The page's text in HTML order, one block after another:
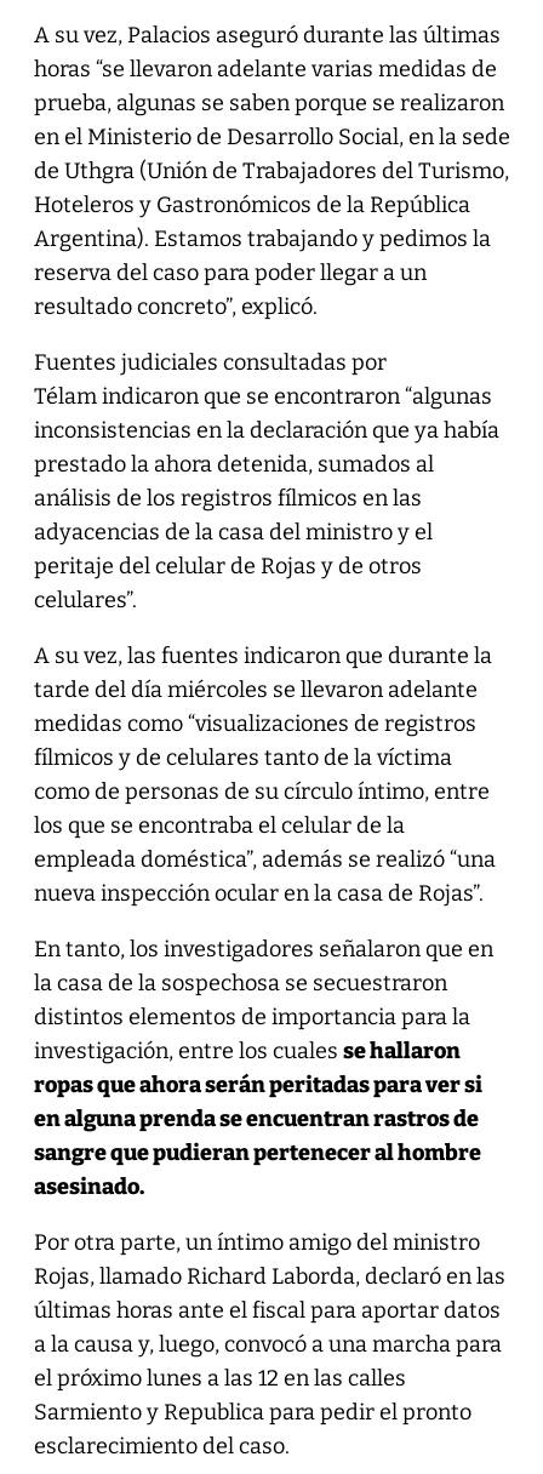
A su vez, Palacios aseguró durante las últimas
horas “se llevaron adelante varias medidas de
prueba, algunas se saben porque se realizaron
en el Ministerio de Desarrollo Social, en la sede
de Uthgra (Unión de Trabajadores del Turismo,
Hoteleros y Gastronómicos de la República
Argentina). Estamos trabajando y pedimos la
reserva del caso para poder llegar a un
resultado concreto”, explicó.
Fuentes judiciales consultadas por
Télam indicaron que se encontraron “algunas
inconsistencias en la declaración que ya había
prestado la ahora detenida, sumados al
análisis de los registros fílmicos en las
adyacencias de la casa del ministro y el
peritaje del celular de Rojas y de otros
celulares”.
A su vez, las fuentes indicaron que durante la
tarde del día miércoles se llevaron adelante
medidas como “visualizaciones de registros
fílmicos y de celulares tanto de la víctima
como de personas de su círculo íntimo, entre
los que se encontraba el celular de la
empleada doméstica”, además se realizó “una
nueva inspección ocular en la casa de Rojas”.
En tanto, los investigadores señalaron que en
la casa de la sospechosa se secuestraron
distintos elementos de importancia para la
investigación, entre los cuales se hallaron
ropas que ahora serán peritadas para ver si
en alguna prenda se encuentran rastros de
sangre que pudieran pertenecer al hombre
asesinado.
Por otra parte, un íntimo amigo del ministro
Rojas, llamado Richard Laborda, declaró en las
últimas horas ante el fiscal para aportar datos
a la causa y, luego, convocó a una marcha para
el próximo lunes a las 12 en las calles
Sarmiento y Republica para pedir el pronto
esclarecimiento del caso.